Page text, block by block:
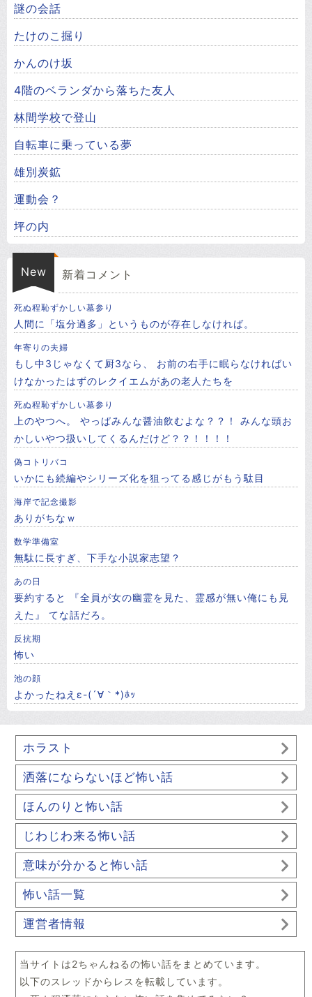
謎の会話
たけのこ掘り
かんのけ坂
4階のベランダから落ちた友人
林間学校で登山
自転車に乗っている夢
雄別炭鉱
運動会？
坪の内
New 新着コメント
死ぬ程恥ずかしい墓参り
人間に「塩分過多」というものが存在しなければ。
年寄りの夫婦
もし中3じゃなくて厨3なら、 お前の右手に眠らなければい
けなかったはずのレクイエムがあの老人たちを
死ぬ程恥ずかしい墓参り
上のやつへ。 やっぱみんな醤油飲むよな？？！ みんな頭お
かしいやつ扱いしてくるんだけど？？！！！！
偽コトリバコ
いかにも続編やシリーズ化を狙ってる感じがもう駄目
海岸で記念撮影
ありがちなｗ
数学準備室
無駄に長すぎ、下手な小説家志望？
あの日
要約すると 『全員が女の幽霊を見た、霊感が無い俺にも見
えた』 てな話だろ。
反抗期
怖い
池の顔
よかったねえε-(´∀｀*)ﾎｯ
ホラスト
洒落にならないほど怖い話
ほんのりと怖い話
じわじわ来る怖い話
意味が分かると怖い話
怖い話一覧
運営者情報
当サイトは2ちゃんねるの怖い話をまとめています。
以下のスレッドからレスを転載しています。